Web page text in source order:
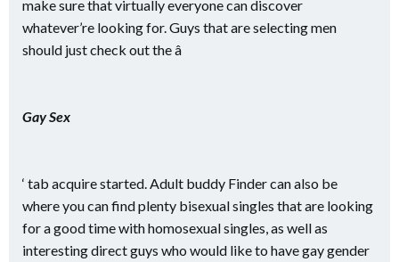
make sure that virtually everyone can discover
whatever’re looking for. Guys that are selecting men
should just check out the â
Gay Sex
‘ tab acquire started. Adult buddy Finder can also be
where you can find plenty bisexual singles that are looking
for a good time with homosexual singles, as well as
interesting direct guys who would like to have gay gender